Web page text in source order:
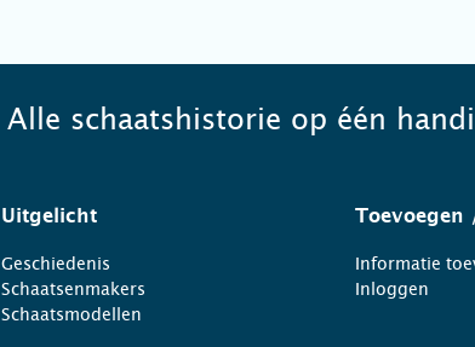
Alle schaatshistorie op één
Uitgelicht
Geschiedenis
Schaatsenmakers
Schaatsmodellen
Toevoegen
Informatie
Inloggen